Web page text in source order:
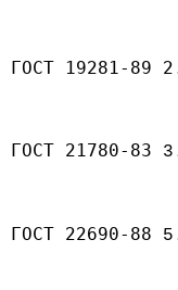
ГОСТ 19281-89
ГОСТ 21780-83
ГОСТ 22690-88